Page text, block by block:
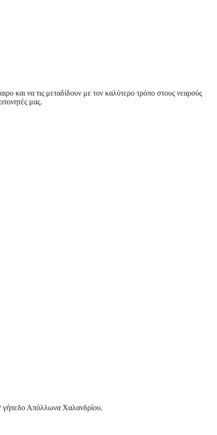
και να τις μεταδίδουν με τον καλύτερο τρόπο στους νεαρούς
μας.
γήπεδο Απόλλωνα Χαλανδρίου.